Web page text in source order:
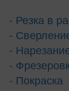
- Резка в
-
-
-
- Покраска